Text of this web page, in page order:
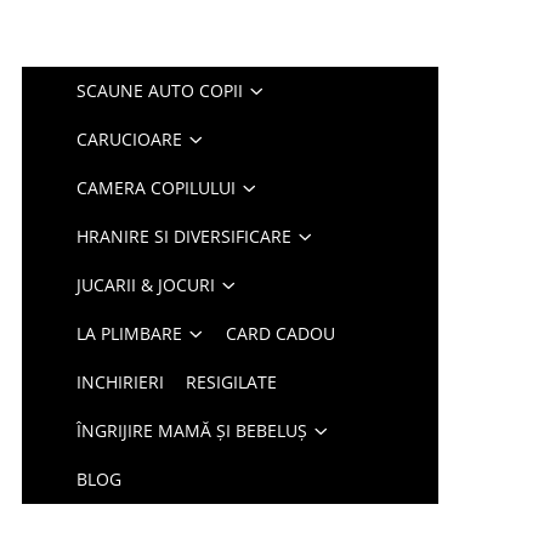
SCAUNE AUTO COPII
CARUCIOARE
CAMERA COPILULUI
HRANIRE SI DIVERSIFICARE
JUCARII & JOCURI
LA PLIMBARE CARD CADOU
INCHIRIERI RESIGILATE
ÎNGRIJIRE MAMĂ ȘI BEBELUȘ
BLOG